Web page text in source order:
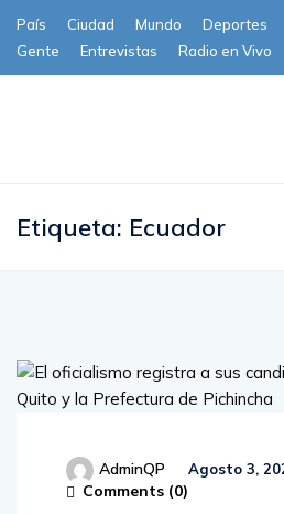
País Ciudad Mundo Deportes
Gente
Entrevistas Radio en Vivo
Etiqueta: Ecuador
AdminQP Agosto 3,
Comments (0)